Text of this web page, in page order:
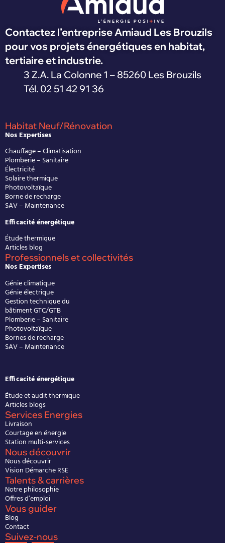
3 Z.A. La Colonne 1 – 85260 Les Brouzils
Tél. 02 51 42 91 36
Contactez l’entreprise Amiaud Les Brouzils
pour vos projets énergétiques en habitat,
tertiaire et industrie.
Habitat Neuf/Rénovation
Nos Expertises
Chauffage – Climatisation
Plomberie – Sanitaire
Électricité
Solaire thermique
Photovoltaïque
Borne de recharge
SAV – Maintenance
Efficacité énergétique
Étude thermique
Articles blog
Professionnels et collectivités
Nos Expertises
Génie climatique
Génie électrique
Gestion technique du
bâtiment GTC/GTB
Plomberie – Sanitaire
Photovoltaïque
Bornes de recharge
SAV – Maintenance
Efficacité énergétique
Étude et audit thermique
Articles blogs
Services Energies
Livraison
Courtage en énergie
Station multi-services
Nous découvrir
Nous découvrir
Vision Démarche RSE
Talents & carrières
Notre philosophie
Offres d’emploi
Vous guider
Blog
Contact
Suivez-nous